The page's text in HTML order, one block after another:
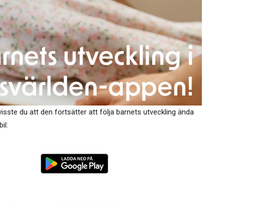
du att den fortsätter att följa barnets utveckling ända